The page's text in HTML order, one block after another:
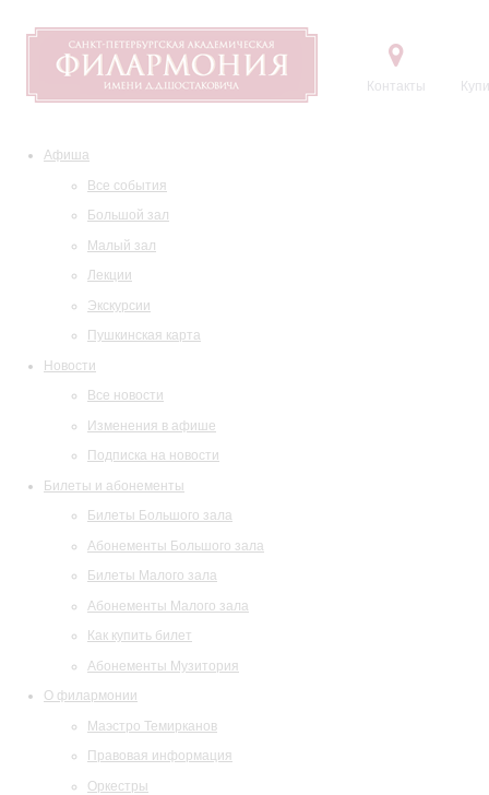
Контакты
Афиша
Все события
Большой зал
Малый зал
Лекции
Экскурсии
Пушкинская карта
Новости
Все новости
Изменения в афише
Подписка на новости
Билеты и абонементы
Билеты Большого зала
Абонементы Большого зала
Билеты Малого зала
Абонементы Малого зала
Как купить билет
Абонементы Музитория
О филармонии
Маэстро Темирканов
Правовая информация
Оркестры